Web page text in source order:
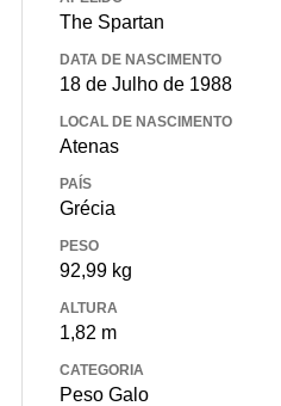
The Spartan
DATA DE NASCIMENTO
18 de Julho de 1988
LOCAL DE NASCIMENTO
Atenas
PAÍS
Grécia
PESO
92,99 kg
ALTURA
1,82 m
CATEGORIA
Peso Galo